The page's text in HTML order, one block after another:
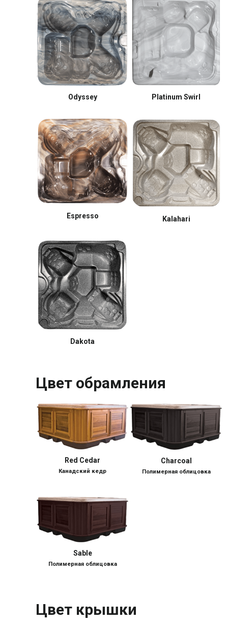
Odyssey Platinum Swirl
Espresso Kalahari
Dakota
Цвет обрамления
Red Cedar
Канадский кедр
Charcoal
Полимерная облицовка
Sable
Полимерная облицовка
Цвет крышки